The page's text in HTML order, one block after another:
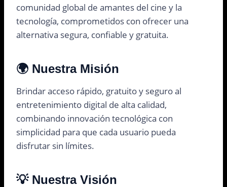
comunidad global de amantes del cine y la
tecnología, comprometidos con ofrecer una
alternativa segura, confiable y gratuita.
🌍 Nuestra Misión
Brindar acceso rápido, gratuito y seguro al
entretenimiento digital de alta calidad,
combinando innovación tecnológica con
simplicidad para que cada usuario pueda
disfrutar sin límites.
💡 Nuestra Visión